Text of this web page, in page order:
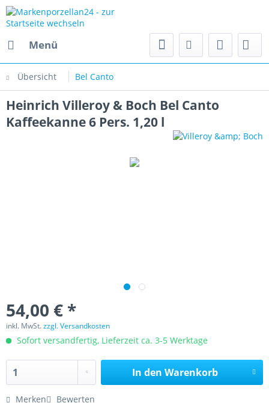
Menü
Übersicht Bel Canto
Heinrich Villeroy & Boch Bel Canto
Kaffeekanne 6 Pers. 1,20 l
54,00 € *
inkl. MwSt.zzgl. Versandkosten
Sofort versandfertig, Lieferzeit ca. 3-5 Werktage
In den Warenkorb
Merken Bewerten